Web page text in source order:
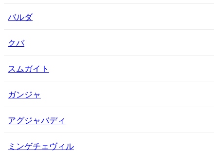
バルダ
クバ
スムガイト
ガンジャ
アグジャバディ
ミンゲチェヴィル